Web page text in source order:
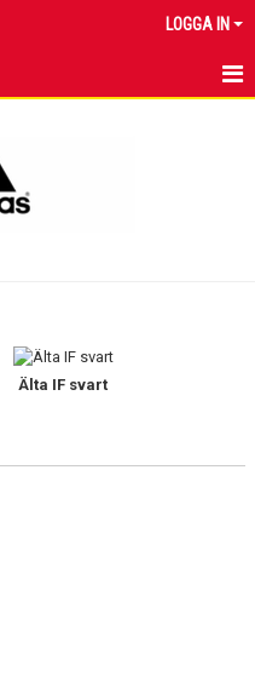
LOGGA IN
Älta IF svart